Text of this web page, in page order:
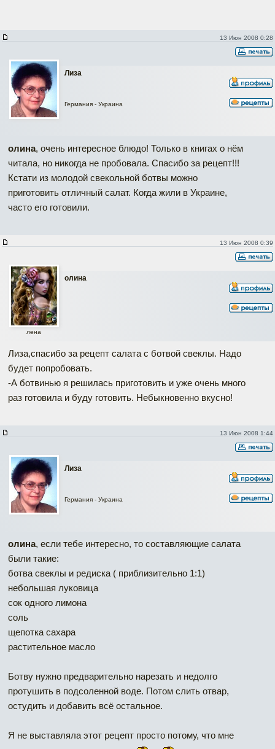
13 Июн 2008 0:28
Лиза
Германия - Украина
олина, очень интересное блюдо! Только в книгах о нём
читала, но никогда не пробовала. Спасибо за рецепт!!!
Кстати из молодой свекольной ботвы можно
приготовить отличный салат. Когда жили в Украине,
часто его готовили.
13 Июн 2008 0:39
олина
лена
Лиза,спасибо за рецепт салата с ботвой свеклы. Надо
будет попробовать.
-А ботвинью я решилась приготовить и уже очень много
раз готовила и буду готовить. Небыкновенно вкусно!
13 Июн 2008 1:44
Лиза
Германия - Украина
олина, если тебе интересно, то составляющие салата
были такие:
ботва свеклы и редиска ( приблизительно 1:1)
небольшая луковица
сок одного лимона
соль
щепотка сахара
растительное масло
Ботву нужно предварительно нарезать и недолго
протушить в подсоленной воде. Потом слить отвар,
остудить и добавить всё остальное.
Я не выставляла этот рецепт просто потому, что мне